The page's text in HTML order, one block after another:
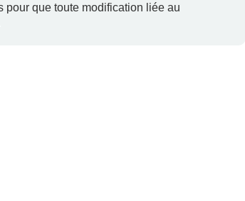
pour que toute modification liée au